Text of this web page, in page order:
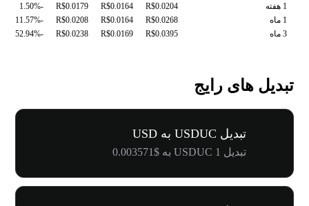
1 هفته
R$0.0204
R$0.0164
R$0.0179
-1.50%
1 ماه
R$0.0268
R$0.0164
R$0.0208
-11.57%
3 ماه
R$0.0395
R$0.0169
R$0.0238
-52.94%
تبدیل های رایج
تبدیل USDUC به USD
تبدیل 1 USDUC به $0.003571